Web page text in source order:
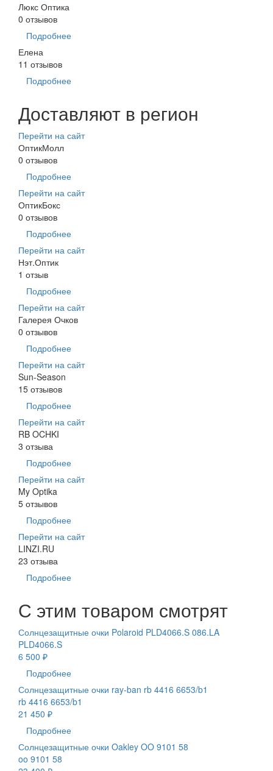
Люкс Оптика
0 отзывов
Подробнее
Елена
11 отзывов
Подробнее
Доставляют в регион
Перейти на сайт
ОптикМолл
0 отзывов
Подробнее
Перейти на сайт
ОптикБокс
0 отзывов
Подробнее
Перейти на сайт
Нэт.Оптик
1 отзыв
Подробнее
Перейти на сайт
Галерея Очков
0 отзывов
Подробнее
Перейти на сайт
Sun-Season
15 отзывов
Подробнее
Перейти на сайт
RB OCHKI
3 отзыва
Подробнее
Перейти на сайт
My Optika
5 отзывов
Подробнее
Перейти на сайт
LINZI.RU
23 отзыва
Подробнее
С этим товаром смотрят
Солнцезащитные очки Polaroid PLD4066.S 086.LA
PLD4066.S
6 500 ₽
Подробнее
Солнцезащитные очки ray-ban rb 4416 6653/b1
rb 4416 6653/b1
21 450 ₽
Подробнее
Солнцезащитные очки Oakley OO 9101 58
oo 9101 58